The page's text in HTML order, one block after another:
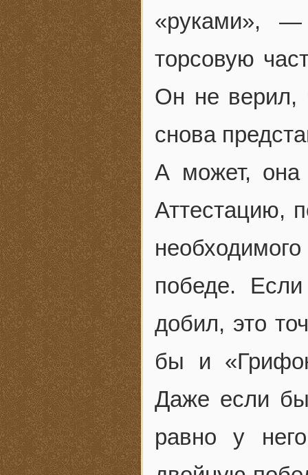
«руками»,
торсовую
Он не верил,
снова
А может, она
Аттестацию,
победе.
добил, это
бы и
Даже если
равно у